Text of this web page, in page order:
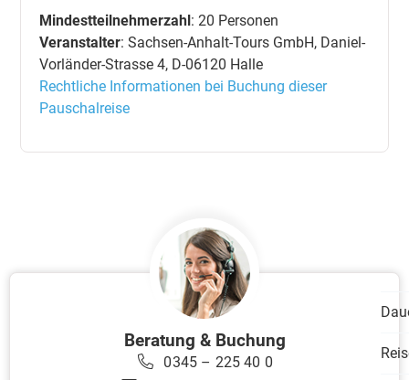
Mindestteilnehmerzahl : 20 Personen
Veranstalter: Sachsen-Anhalt-Tours GmbH, Daniel-
Vorländer-Strasse 4, D-06120 Halle
Rechtliche Informationen bei Buchung dieser
Pauschalreise
Beratung & Buchung
0345 – 225 40 0